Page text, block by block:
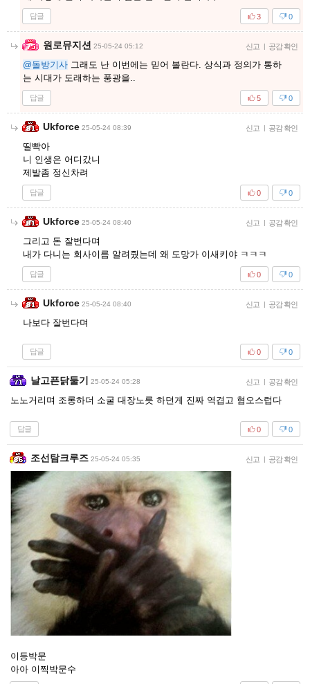
답글 0
3
원로뮤지션 25-05-24 05:12 신고 | 공감 확인
@돌방기사 그래도 난 이번에는 믿어 볼란다. 상식과 정의가 통하
는 시대가 도래하는 풍광을..
답글 0
5
Ukforce 25-05-24 08:39 신고 | 공감 확인
띨빡아
니 인생은 어디갔니
제발좀 정신차려
답글 0
0
Ukforce 25-05-24 08:40 신고 | 공감 확인
그리고 돈 잘번다며
내가 다니는 회사이름 알려줬는데 왜 도망가 이새키야 ㅋㅋㅋ
답글 0
0
Ukforce 25-05-24 08:40 신고 | 공감 확인
나보다 잘번다며
답글 0
0
날고픈닭둘기 25-05-24 05:28 신고 | 공감 확인
노노거리며 조롱하더 소굴 대장노릇 하던게 진짜 역겹고 혐오스럽다
답글 0
0
조선탐크루즈 25-05-24 05:35 신고 | 공감 확인
이등박문
아아 이찍박문수